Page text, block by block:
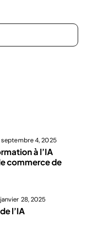
septembre 4, 2025
à l’IA
commerce de
janvier 28, 2025
l’IA